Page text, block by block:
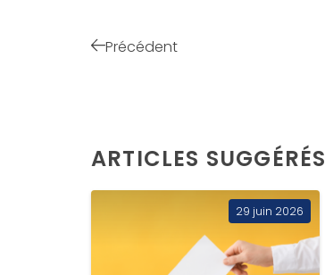
Précédent
ARTICLES SUGGÉRÉS
29 juin 2026